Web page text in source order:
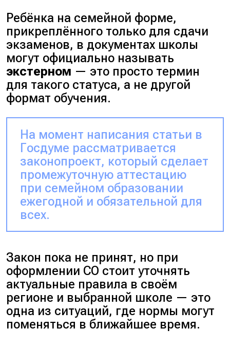
Ребёнка на семейной форме,
прикреплённого только для сдачи
экзаменов, в документах школы
могут официально называть
экстерном — это просто термин
для такого статуса, а не другой
формат обучения.
На момент написания статьи в
Госдуме рассматривается
законопроект, который сделает
промежуточную аттестацию
при семейном образовании
ежегодной и обязательной для
всех.
Закон пока не принят, но при
оформлении СО стоит уточнять
актуальные правила в своём
регионе и выбранной школе — это
одна из ситуаций, где нормы могут
поменяться в ближайшее время.